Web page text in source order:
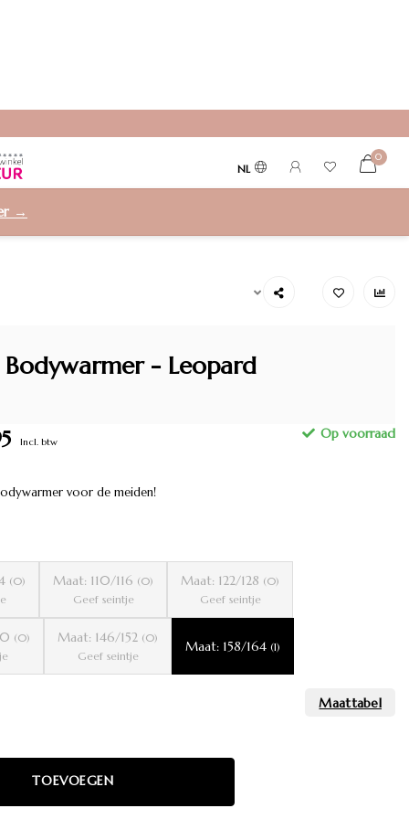
NL
0
→
- Leopard
Incl. btw
voor de meiden!
(0)
Maat: 110/116 (0)
Geef seintje
Maat: 122/128 (0)
Geef seintje
(0)
Maat: 146/152 (0)
Geef seintje
Maat: 158/164 (1)